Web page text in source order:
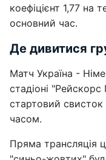
коефіцієнт 1,77 на
основний час.
Де дивитися
Матч Україна -
стадіоні
стартовий свисток
часом.
Пряма трансляція